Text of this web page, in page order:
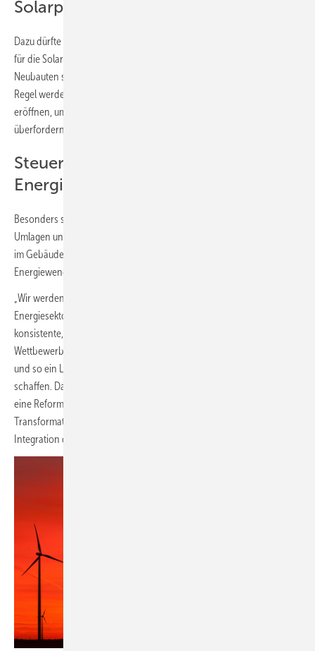
Solarpflicht
Dazu dürfte auch gehören, dass künftig alle geeigneten Dachflächen
für die Solarenergie genutzt werden sollen. „Bei gewerblichen
Neubauten soll dies verpflichtend, bei privaten Neubauten soll es die
Regel werden. Bürokratische Hürden werden wir abbauen und Wege
eröffnen, um private Bauherren finanziell und administrativ nicht zu
überfordern.“
Steuern, Umlagen und Abgaben für
Energieträger
Besonders spannend dürfte das Vorhaben werden, die Steuern,
Umlagen und Abgaben für Energieträger zukunftstauglich zu machen,
im Gebäudesektor haben die aktuellen Rahmenbedingungen die
Energiewende deutlich eingebremst:
„Wir werden die staatlich induzierten Preisbestandteile im
Energiesektor grundlegend reformieren und dabei auf systematische,
konsistente, transparente und möglichst verzerrungsfreie
Wettbewerbsbedingungen abzielen, Sektorenkopplung ermöglichen
und so ein Level-Playing-Field für alle Energieträger und Sektoren
schaffen. Dabei spielt der CO
eine Reform der Netzentgelte voran, die die Transparenz stärkt, die
Transformation zur Klimaneutralität fördert und die Kosten der
Integration der Erneuerbaren Energien fair verteilt.“